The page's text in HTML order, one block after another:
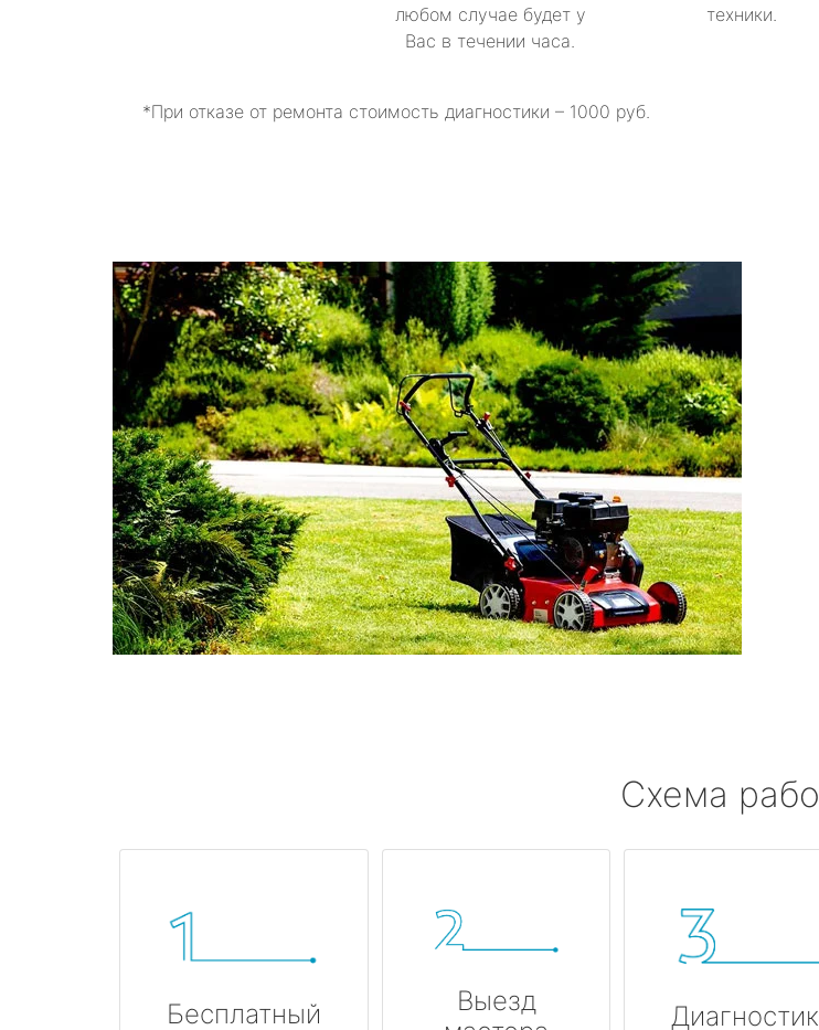
любом случае будет у
Вас в течении часа.
техники.
*При отказе от ремонта стоимость диагностики – 1000 руб.
Схема
Бесплатный
Выезд